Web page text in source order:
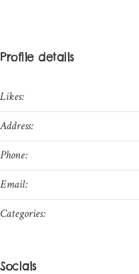
Profile details
Likes:
Address:
Phone:
Email:
Categories:
Socials